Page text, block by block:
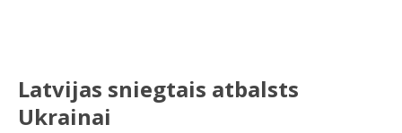
Latvijas sniegtais atbalsts
Ukrainai